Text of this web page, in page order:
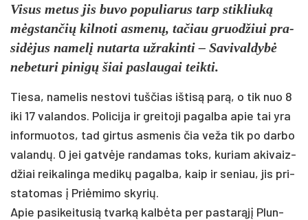
Vi­sus me­tus jis bu­vo po­pu­lia­rus tarp stik­liu­ką
mėgs­tan­čių kil­no­ti as­me­nų, ta­čiau gruo­džiui pra­
si­dė­jus na­me­lį nu­tar­ta už­ra­kin­ti – Sa­vi­val­dy­bė
ne­be­tu­ri pi­ni­gų šiai pa­slau­gai teik­ti.
Tie­sa, na­me­lis ne­sto­vi tuš­čias iš­ti­są pa­rą, o tik nuo 8
iki 17 va­lan­dos. Po­li­ci­ja ir grei­to­ji pa­gal­ba apie tai yra
in­for­muo­tos, tad gir­tus as­me­nis čia ve­ža tik po dar­bo
va­lan­dų. O jei gat­vė­je ran­da­mas toks, ku­riam aki­vaiz­
džiai rei­ka­lin­ga me­di­kų pa­gal­ba, kaip ir se­niau, jis pri­
sta­to­mas į Priė­mi­mo sky­rių.
Apie pa­si­kei­tu­sią tvar­ką kal­bė­ta per pa­sta­rą­jį Plun­